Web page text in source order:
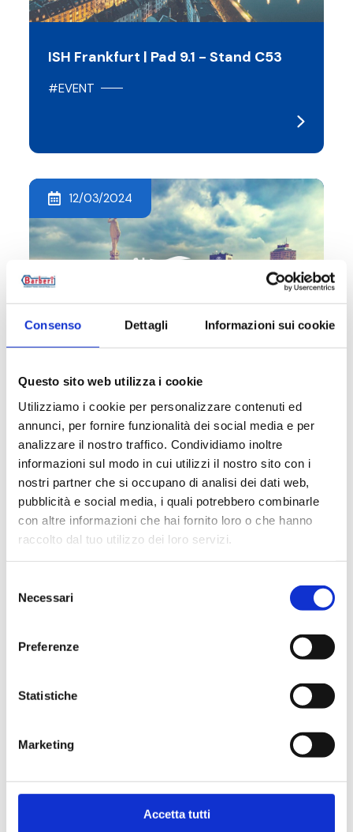
Consenso Dettagli Informazioni sui cookie
Questo sito web utilizza i cookie
Utilizziamo i cookie per personalizzare contenuti ed
annunci, per fornire funzionalità dei social media e per
analizzare il nostro traffico. Condividiamo inoltre
informazioni sul modo in cui utilizzi il nostro sito con i
nostri partner che si occupano di analisi dei dati web,
pubblicità e social media, i quali potrebbero combinarle
con altre informazioni che hai fornito loro o che hanno
raccolto dal tuo utilizzo dei loro servizi.
delNecessari
Preferenze
Statistiche
Marketing
Accetta tutti
ISH Frankfurt | Pad 9.1 - Stand C53
#EVENT
12/03/2024
MCE Milan | Pad 4 - Stand D33 E34
#EVENT
#EVENT